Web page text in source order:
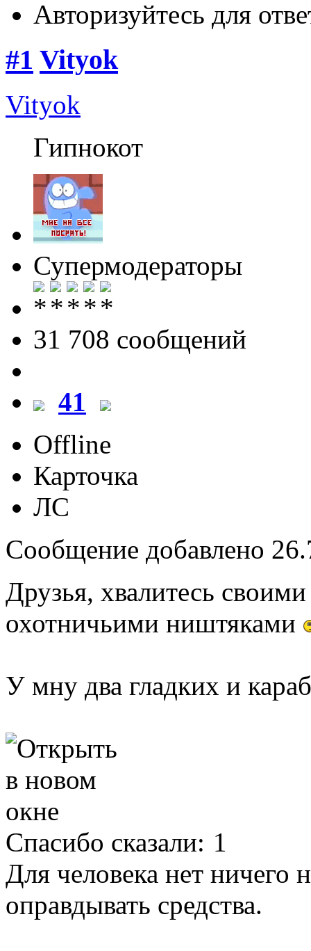
Авторизуйтесь для
#1 Vityok
Vityok
Гипнокот
Супермодераторы
31 708 cообщений
41
Offline
Карточка
ЛС
Сообщение добавлено
Друзья, хвалитесь
охотничьими ништяками
У мну два гладких и
Спасибо сказали: 1
Для человека нет ничего
оправдывать средства.